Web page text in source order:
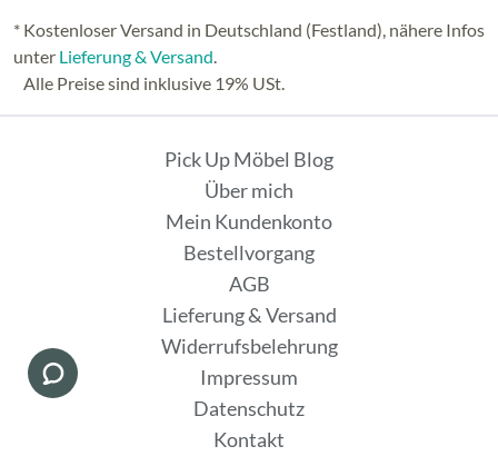
* Kostenloser Versand in Deutschland (Festland), nähere Infos
unter Lieferung & Versand.
Alle Preise sind inklusive 19% USt.
Pick Up Möbel Blog
Über mich
Mein Kundenkonto
Bestellvorgang
AGB
Lieferung & Versand
Widerrufsbelehrung
Impressum
Datenschutz
Kontakt